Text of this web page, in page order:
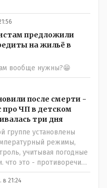
предложили
на жильё в
вообще нужны?😁
после смерти -
про ЧП в детском
три дня
группе установлены
режимы,
учитывая погодные
что это - противоречие.
нет. Этот
день после
в 21:24